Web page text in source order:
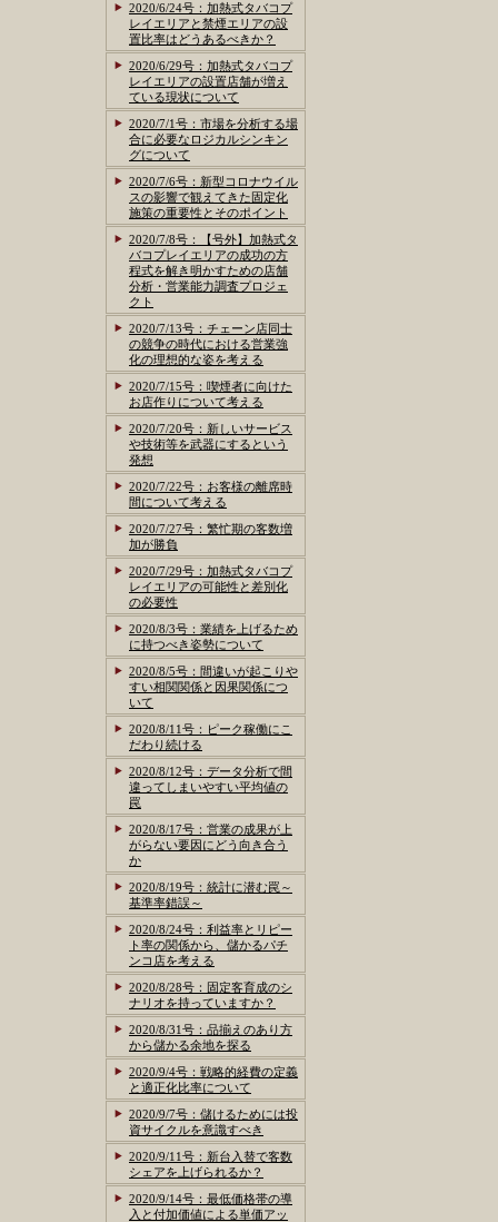
2020/6/24号：加熱式タバコプ
レイエリアと禁煙エリアの設
置比率はどうあるべきか？
2020/6/29号：加熱式タバコプ
レイエリアの設置店舗が増え
ている現状について
2020/7/1号：市場を分析する場
合に必要なロジカルシンキン
グについて
2020/7/6号：新型コロナウイル
スの影響で観えてきた固定化
施策の重要性とそのポイント
2020/7/8号：【号外】加熱式タ
バコプレイエリアの成功の方
程式を解き明かすための店舗
分析・営業能力調査プロジェ
クト
2020/7/13号：チェーン店同士
の競争の時代における営業強
化の理想的な姿を考える
2020/7/15号：喫煙者に向けた
お店作りについて考える
2020/7/20号：新しいサービス
や技術等を武器にするという
発想
2020/7/22号：お客様の離席時
間について考える
2020/7/27号：繁忙期の客数増
加が勝負
2020/7/29号：加熱式タバコプ
レイエリアの可能性と差別化
の必要性
2020/8/3号：業績を上げるため
に持つべき姿勢について
2020/8/5号：間違いが起こりや
すい相関関係と因果関係につ
いて
2020/8/11号：ピーク稼働にこ
だわり続ける
2020/8/12号：データ分析で間
違ってしまいやすい平均値の
罠
2020/8/17号：営業の成果が上
がらない要因にどう向き合う
か
2020/8/19号：統計に潜む罠～
基準率錯誤～
2020/8/24号：利益率とリピー
ト率の関係から、儲かるパチ
ンコ店を考える
2020/8/28号：固定客育成のシ
ナリオを持っていますか？
2020/8/31号：品揃えのあり方
から儲かる余地を探る
2020/9/4号：戦略的経費の定義
と適正化比率について
2020/9/7号：儲けるためには投
資サイクルを意識すべき
2020/9/11号：新台入替で客数
シェアを上げられるか？
2020/9/14号：最低価格帯の導
入と付加価値による単価アッ